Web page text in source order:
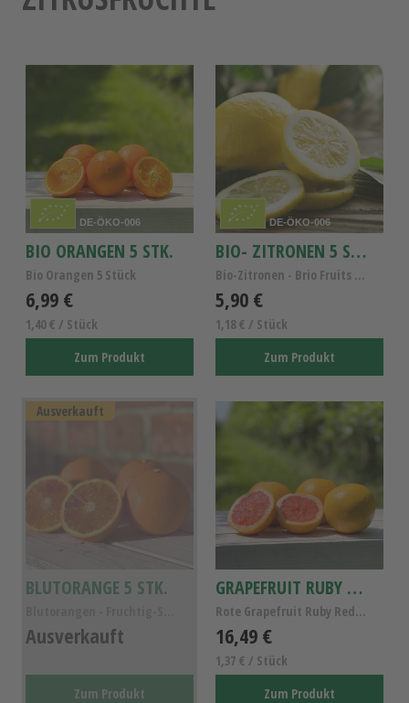
DE-ÖKO-006
BIO ORANGEN 5 STK.
Bio Orangen 5 Stück
6,99 €
1,40 € / Stück
Zum Produkt
DE-ÖKO-006
BIO- ZITRONEN 5 STK.
Bio-Zitronen - Brio Fruits 5Stk.
5,90 €
1,18 € / Stück
Zum Produkt
Ausverkauft
BLUTORANGE 5 STK.
Ausverkauft
Zum Produkt
GRAPEFRUIT RUBY RED 12 STK.
Rote Grapefruit Ruby Red - 12Stk.
16,49 €
1,37 € / Stück
Zum Produkt